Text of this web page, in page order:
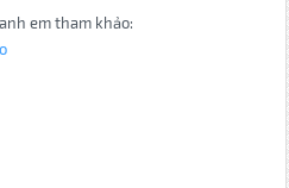
em tham khảo: